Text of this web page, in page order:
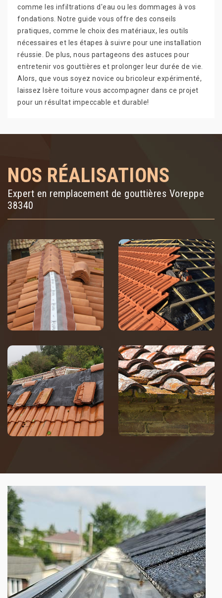
comme les infiltrations d'eau ou les dommages à vos
fondations. Notre guide vous offre des conseils
pratiques, comme le choix des matériaux, les outils
nécessaires et les étapes à suivre pour une installation
réussie. De plus, nous partageons des astuces pour
entretenir vos gouttières et prolonger leur durée de vie.
Alors, que vous soyez novice ou bricoleur expérimenté,
laissez Isère toiture vous accompagner dans ce projet
pour un résultat impeccable et durable!
NOS RÉALISATIONS
Expert en remplacement de gouttières Voreppe
38340